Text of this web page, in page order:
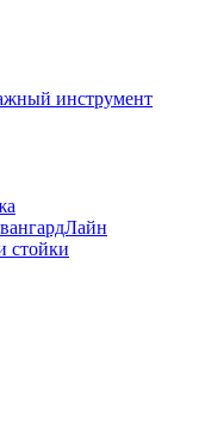
инструмент
стойки